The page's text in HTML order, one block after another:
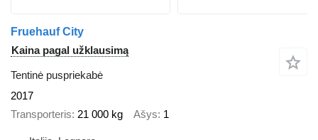
Fruehauf City
Kaina pagal užklausimą
Tentinė puspriekabė
2017
Transporteris 21 000 kg Ašys 1